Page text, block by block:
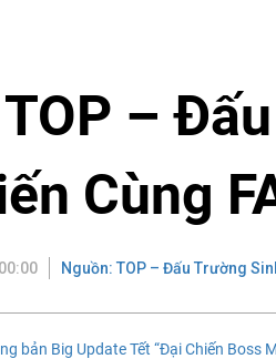
–
Cùng
Nguồn: TOP – Đấu Trường
bản Big Update Tết “Đại Chiến Boss